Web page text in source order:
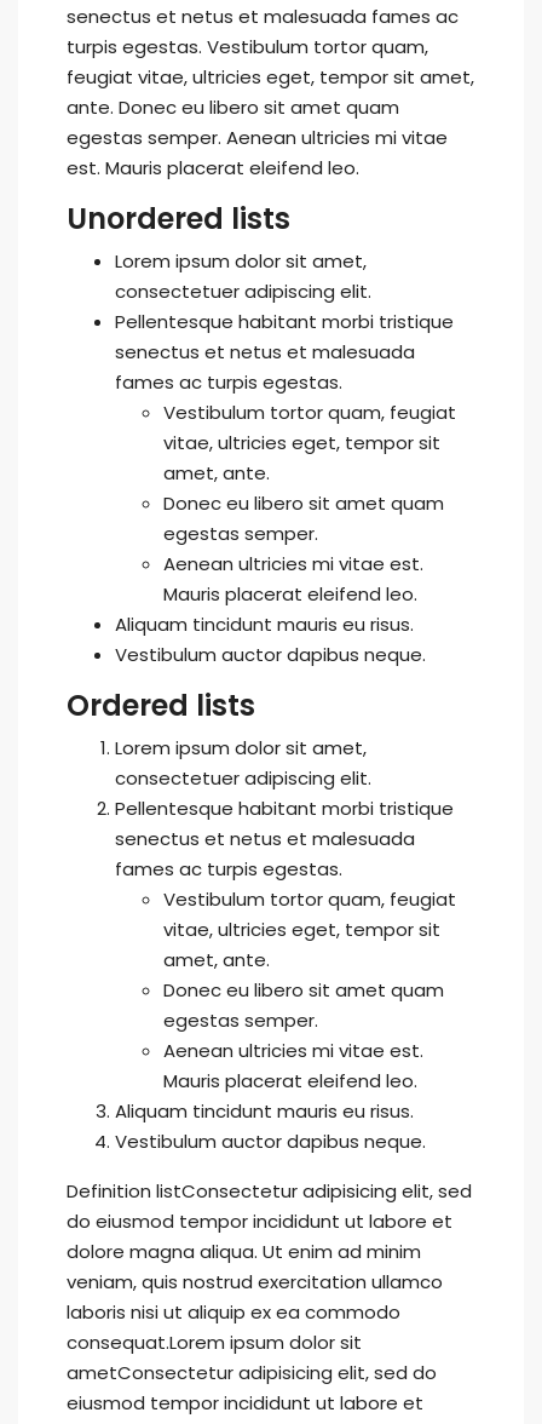
senectus et netus et malesuada fames ac
turpis egestas. Vestibulum tortor quam,
feugiat vitae, ultricies eget, tempor sit amet,
ante. Donec eu libero sit amet quam
egestas semper. Aenean ultricies mi vitae
est. Mauris placerat eleifend leo.
Unordered lists
Lorem ipsum dolor sit amet,
consectetuer adipiscing elit.
Pellentesque habitant morbi tristique
senectus et netus et malesuada
fames ac turpis egestas.
Vestibulum tortor quam, feugiat
vitae, ultricies eget, tempor sit
amet, ante.
Donec eu libero sit amet quam
egestas semper.
Aenean ultricies mi vitae est.
Mauris placerat eleifend leo.
Aliquam tincidunt mauris eu risus.
Vestibulum auctor dapibus neque.
Ordered lists
Lorem ipsum dolor sit amet,
consectetuer adipiscing elit.
Pellentesque habitant morbi tristique
senectus et netus et malesuada
fames ac turpis egestas.
Vestibulum tortor quam, feugiat
vitae, ultricies eget, tempor sit
amet, ante.
Donec eu libero sit amet quam
egestas semper.
Aenean ultricies mi vitae est.
Mauris placerat eleifend leo.
Aliquam tincidunt mauris eu risus.
Vestibulum auctor dapibus neque.
Definition listConsectetur adipisicing elit, sed
do eiusmod tempor incididunt ut labore et
dolore magna aliqua. Ut enim ad minim
veniam, quis nostrud exercitation ullamco
laboris nisi ut aliquip ex ea commodo
consequat.Lorem ipsum dolor sit
ametConsectetur adipisicing elit, sed do
eiusmod tempor incididunt ut labore et